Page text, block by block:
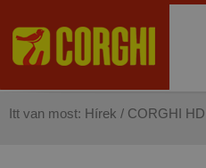
Itt van most: Hírek / CORGHI